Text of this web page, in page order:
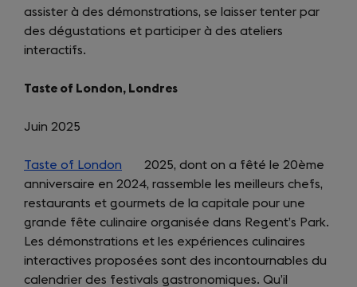
assister à des démonstrations, se laisser tenter par
des dégustations et participer à des ateliers
interactifs.
Taste of London, Londres
Juin 2025
Taste of London (opens
in
a
new
tab)
2025, dont on a fêté le 20ème
anniversaire en 2024, rassemble les meilleurs chefs,
restaurants et gourmets de la capitale pour une
grande fête culinaire organisée dans Regent’s Park.
Les démonstrations et les expériences culinaires
interactives proposées sont des incontournables du
calendrier des festivals gastronomiques. Qu’il